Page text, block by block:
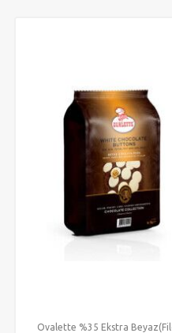
Ovalette %35 Ekstra